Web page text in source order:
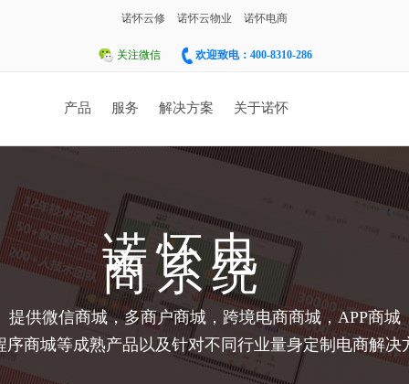
诺怀云修 诺怀云物业 诺怀电商
关注微信 欢迎致电：400-8310-286
产品 服务 解决方案 关于诺怀
诺怀汽修系统
面向汽车修理厂、修理厂连锁店、4S店售
门，涉及售后维修、配件进销存、客户关系
管理等。
诺怀物业管理
诺怀电
商系统
提供微信商城，多商户商城，跨境电商商城，APP商城
序商城等成熟产品以及针对不同行业量身定制电商解决